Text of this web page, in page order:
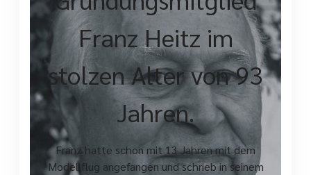
Franz Heitz im
stolzen Alter von 93
Jahren.
Franz hatte schon mit 13 Jahren mit dem
Modellflug angefangen und schrieb in seinem